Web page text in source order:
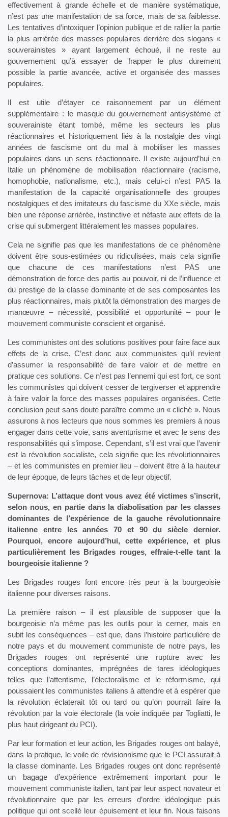
effectivement à grande échelle et de manière systématique,
n’est pas une manifestation de sa force, mais de sa faiblesse.
Les tentatives d’intoxiquer l’opinion publique et de rallier la partie
la plus arriérée des masses populaires derrière des slogans «
souverainistes » ayant largement échoué, il ne reste au
gouvernement qu’à essayer de frapper le plus durement
possible la partie avancée, active et organisée des masses
populaires.
Il est utile d’étayer ce raisonnement par un élément
supplémentaire : le masque du gouvernement antisystème et
souverainiste étant tombé, même les secteurs les plus
réactionnaires et historiquement liés à la nostalgie des vingt
années de fascisme ont du mal à mobiliser les masses
populaires dans un sens réactionnaire. Il existe aujourd’hui en
Italie un phénomène de mobilisation réactionnaire (racisme,
homophobie, nationalisme, etc.), mais celui-ci n’est PAS la
manifestation de la capacité organisationnelle des groupes
nostalgiques et des imitateurs du fascisme du XXe siècle, mais
bien une réponse arriérée, instinctive et néfaste aux effets de la
crise qui submergent littéralement les masses populaires.
Cela ne signifie pas que les manifestations de ce phénomène
doivent être sous-estimées ou ridiculisées, mais cela signifie
que chacune de ces manifestations n’est PAS une
démonstration de force des partis au pouvoir, ni de l’influence et
du prestige de la classe dominante et de ses composantes les
plus réactionnaires, mais plutôt la démonstration des marges de
manœuvre – nécessité, possibilité et opportunité – pour le
mouvement communiste conscient et organisé.
Les communistes ont des solutions positives pour faire face aux
effets de la crise. C’est donc aux communistes qu’il revient
d’assumer la responsabilité de faire valoir et de mettre en
pratique ces solutions. Ce n’est pas l’ennemi qui est fort, ce sont
les communistes qui doivent cesser de tergiverser et apprendre
à faire valoir la force des masses populaires organisées. Cette
conclusion peut sans doute paraître comme un « cliché ». Nous
assurons à nos lecteurs que nous sommes les premiers à nous
engager dans cette voie, sans aventurisme et avec le sens des
responsabilités qui s’impose. Cependant, s’il est vrai que l’avenir
est la révolution socialiste, cela signifie que les révolutionnaires
– et les communistes en premier lieu – doivent être à la hauteur
de leur époque, de leurs tâches et de leur objectif.
Supernova: L’attaque dont vous avez été victimes s’inscrit,
selon nous, en partie dans la diabolisation par les classes
dominantes de l’expérience de la gauche révolutionnaire
italienne entre les années 70 et 90 du siècle dernier.
Pourquoi, encore aujourd’hui, cette expérience, et plus
particulièrement les Brigades rouges, effraie-t-elle tant la
bourgeoisie italienne ?
Les Brigades rouges font encore très peur à la bourgeoisie
italienne pour diverses raisons.
La première raison – il est plausible de supposer que la
bourgeoisie n’a même pas les outils pour la cerner, mais en
subit les conséquences – est que, dans l’histoire particulière de
notre pays et du mouvement communiste de notre pays, les
Brigades rouges ont représenté une rupture avec les
conceptions dominantes, imprégnées de tares idéologiques
telles que l’attentisme, l’électoralisme et le réformisme, qui
poussaient les communistes italiens à attendre et à espérer que
la révolution éclaterait tôt ou tard ou qu’on pourrait faire la
révolution par la voie électorale (la voie indiquée par Togliatti, le
plus haut dirigeant du PCI).
Par leur formation et leur action, les Brigades rouges ont balayé,
dans la pratique, le voile de révisionnisme que le PCI assurait à
la classe dominante. Les Brigades rouges ont donc représenté
un bagage d’expérience extrêmement important pour le
mouvement communiste italien, tant par leur aspect novateur et
révolutionnaire que par les erreurs d’ordre idéologique puis
politique qui ont scellé leur épuisement et leur fin. Nous faisons